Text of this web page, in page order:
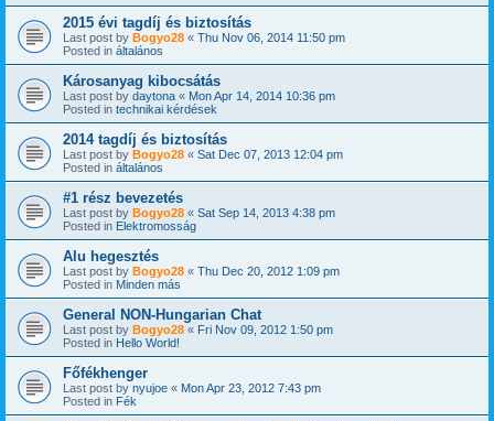
2015 évi tagdíj és biztosítás
Last post by Bogyo28 « Thu Nov 06, 2014 11:50 pm
Posted in általános
Károsanyag kibocsátás
Last post by daytona « Mon Apr 14, 2014 10:36 pm
Posted in technikai kérdések
2014 tagdíj és biztosítás
Last post by Bogyo28 « Sat Dec 07, 2013 12:04 pm
Posted in általános
#1 rész bevezetés
Last post by Bogyo28 « Sat Sep 14, 2013 4:38 pm
Posted in Elektromosság
Alu hegesztés
Last post by Bogyo28 « Thu Dec 20, 2012 1:09 pm
Posted in Minden más
General NON-Hungarian Chat
Last post by Bogyo28 « Fri Nov 09, 2012 1:50 pm
Posted in Hello World!
Főfékhenger
Last post by nyujoe « Mon Apr 23, 2012 7:43 pm
Posted in Fék